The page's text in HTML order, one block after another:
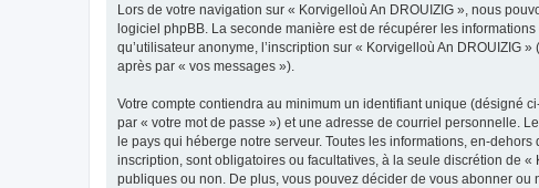
Lors de votre navigation sur « Korvigelloù An DROUIZIG », nous
logiciel phpBB. La seconde manière est de récupérer les
qu’utilisateur anonyme, l’inscription sur « Korvigelloù An
après par « vos messages »).
Votre compte contiendra au minimum un identifiant unique (désigné
par « votre mot de passe ») et une adresse de courriel personnelle.
le pays qui héberge notre serveur. Toutes les informations, en-
inscription, sont obligatoires ou facultatives, à la seule discrétion de
publiques ou non. De plus, vous pouvez décider de vous abonner